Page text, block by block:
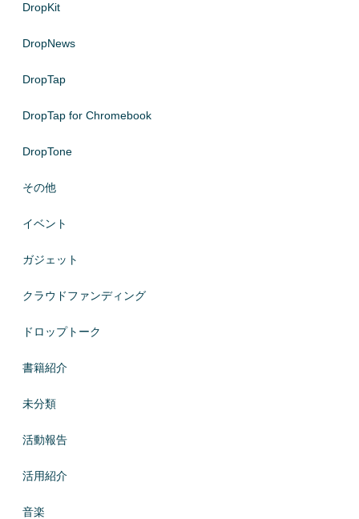
DropKit
DropNews
DropTap
DropTap for Chromebook
DropTone
その他
イベント
ガジェット
クラウドファンディング
ドロップトーク
書籍紹介
未分類
活動報告
活用紹介
音楽